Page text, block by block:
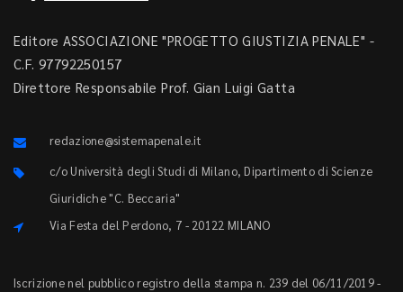
Editore ASSOCIAZIONE "PROGETTO GIUSTIZIA PENALE" -
C.F. 97792250157
Direttore Responsabile Prof. Gian Luigi Gatta
redazione@sistemapenale.it
c/o Università degli Studi di Milano, Dipartimento di Scienze
Giuridiche "C. Beccaria"
Via Festa del Perdono, 7 - 20122 MILANO
Iscrizione nel pubblico registro della stampa n. 239 del 06/11/2019 -